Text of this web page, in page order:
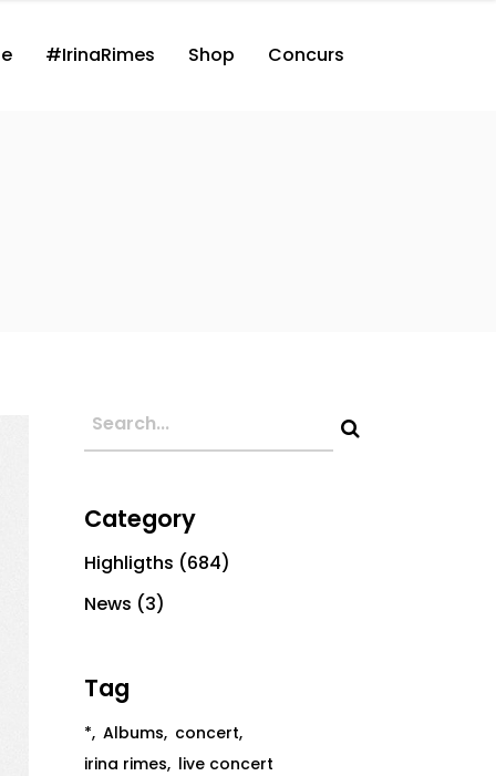
#IrinaRimes Shop Concurs
Category
Highligths (684)
News (3)
Tag
* Albums concert
irina rimes live concert